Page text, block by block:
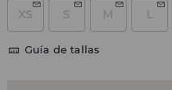
XS S M L
Guía de tallas